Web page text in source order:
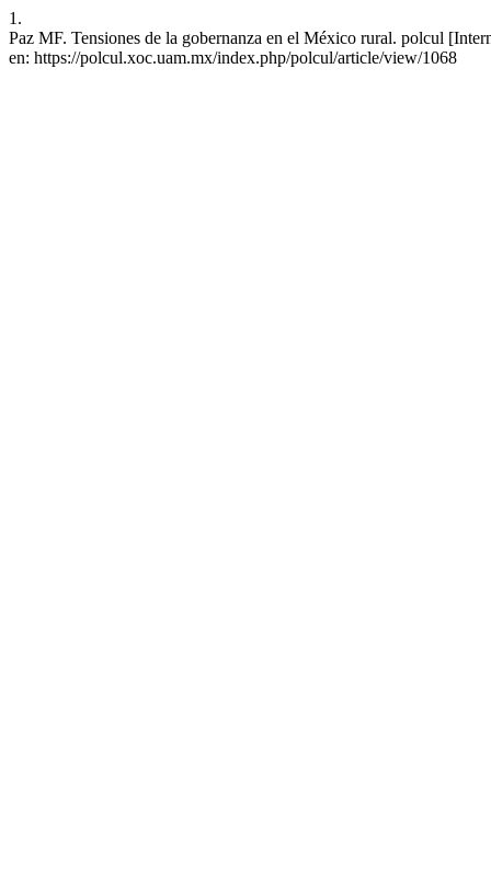
1.
Paz MF. Tensiones de la gobernanza en el México rural. polcul
en: https://polcul.xoc.uam.mx/index.php/polcul/article/view/1068